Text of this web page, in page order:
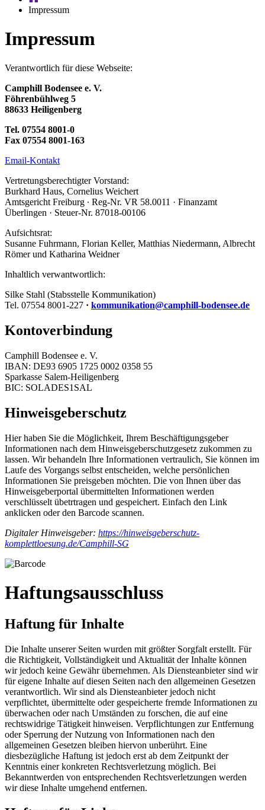
Impressum
Impressum
Verantwortlich für diese Webseite:
Camphill Bodensee e. V.
Föhrenbühlweg 5
88633 Heiligenberg
Tel. 07554 8001-0
Fax 07554 8001-163
Email-Kontakt
Vertretungsberechtigter Vorstand:
Burkhard Haus, Cornelius Weichert
Amtsgericht Freiburg ∙ Reg-Nr. VR 58.0011 · Finanzamt
Überlingen · Steuer-Nr. 87018-00106
Aufsichtsrat:
Susanne Fuhrmann, Florian Keller, Matthias Niedermann, Albrecht
Römer und Katharina Weidner
Inhaltlich verwantwortlich:
Silke Stahl (Stabsstelle Kommunikation)
Tel. 07554 8001-227 · kommunikation@camphill-bodensee.de
Kontoverbindung
Camphill Bodensee e. V.
IBAN: DE93 6905 1725 0002 0358 55
Sparkasse Salem-Heiligenberg
BIC: SOLADES1SAL
Hinweisgeberschutz
Hier haben Sie die Möglichkeit, Ihrem Beschäftigungsgeber
Informationen nach dem Hinweisgeberschutzgesetz zukommen zu
lassen. Wir behandeln Ihre Informationen vertraulich, Sie können im
Laufe des Vorgangs selbst entscheiden, welche persönlichen
Informationen Sie preisgeben möchten. Die von Ihnen über das
Hinweisgeberportal übermittelten Informationen werden
verschlüsselt übetrtragen und gespeichert. Einfach den Link
anklicken oder den Barcode scannen.
Digitaler Hinweisgeber: https://hinweisgeberschutz-
komplettloesung.de/Camphill-SG
Haftungsausschluss
Haftung für Inhalte
Die Inhalte unserer Seiten wurden mit größter Sorgfalt erstellt. Für
die Richtigkeit, Vollständigkeit und Aktualität der Inhalte können
wir jedoch keine Gewähr übernehmen. Als Diensteanbieter sind wir
für eigene Inhalte auf diesen Seiten nach den allgemeinen Gesetzen
verantwortlich. Wir sind als Diensteanbieter jedoch nicht
verpflichtet, übermittelte oder gespeicherte fremde Informationen zu
überwachen oder nach Umständen zu forschen, die auf eine
rechtswidrige Tätigkeit hinweisen. Verpflichtungen zur Entfernung
oder Sperrung der Nutzung von Informationen nach den
allgemeinen Gesetzen bleiben hiervon unberührt. Eine
diesbezügliche Haftung ist jedoch erst ab dem Zeitpunkt der
Kenntnis einer konkreten Rechtsverletzung möglich. Bei
Bekanntwerden von entsprechenden Rechtsverletzungen werden
wir diese Inhalte umgehend entfernen.